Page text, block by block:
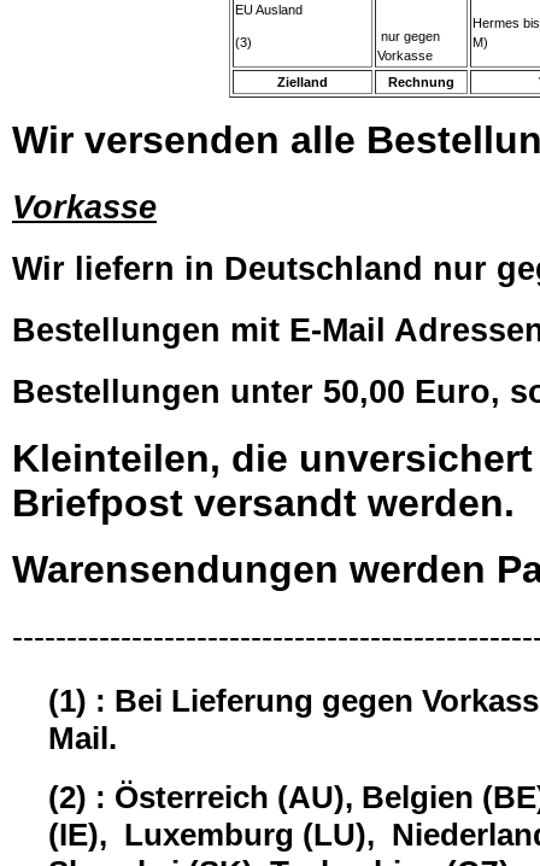
Zielland Rechnung
EU Ausland
(3)
nur gegen
Vorkasse
Hermes
M)
Wir versenden alle
Vorkasse
Wir liefern in Deutschland nur
Bestellungen mit E-Mail
Bestellungen unter 50,00 Euro,
Kleinteilen, die
Briefpost versandt werden.
Warensendungen werden
(1) : Bei Lieferung gegen
Mail.
(2) : Österreich (AU), Belgien
(IE), Luxemburg (LU),